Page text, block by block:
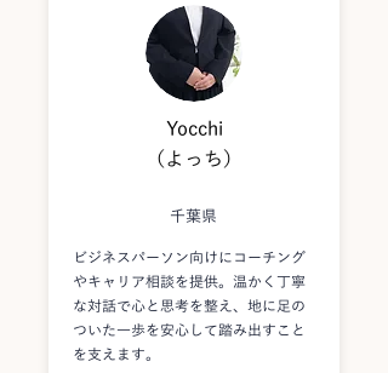
Yocchi
（よっち）
千葉県
ビジネスパーソン向けにコーチング
やキャリア相談を提供。温かく丁寧
な対話で心と思考を整え、地に足の
ついた一歩を安心して踏み出すこと
を支えます。